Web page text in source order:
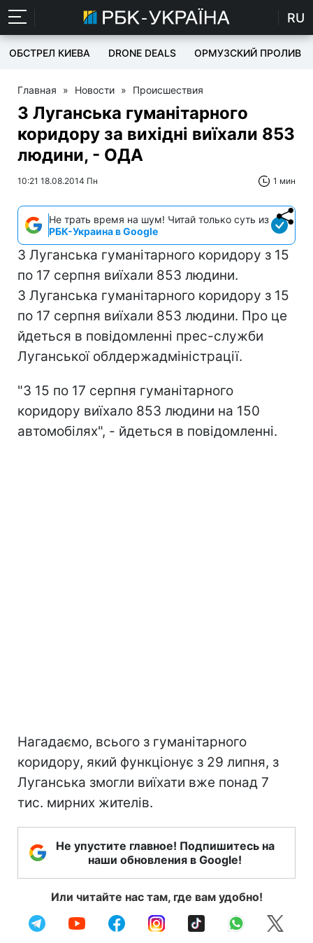
RU
ОБСТРЕЛ КИЕВА DRONE DEALS ОРМУЗСКИЙ ПРОЛИВ
Главная » Новости » Происшествия
З Луганська гуманітарного
коридору за вихідні виїхали 853
людини, - ОДА
10:21 18.08.2014 Пн 1 мин
Не трать время на шум! Читай только суть из
РБК-Украина в Google
З Луганська гуманітарного коридору з 15
по 17 серпня виїхали 853 людини.
З Луганська гуманітарного коридору з 15
по 17 серпня виїхали 853 людини. Про це
йдеться в повідомленні прес-служби
Луганської облдержадміністрації.
"З 15 по 17 серпня гуманітарного
коридору виїхало 853 людини на 150
автомобілях", - йдеться в повідомленні.
Нагадаємо, всього з гуманітарного
коридору, який функціонує з 29 липня, з
Луганська змогли виїхати вже понад 7
тис. мирних жителів.
Не упустите главное! Подпишитесь на
наши обновления в Google!
Или читайте нас там, где вам удобно!